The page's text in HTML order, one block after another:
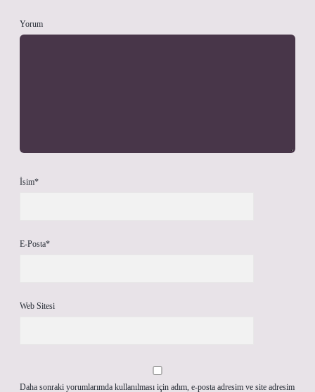
Yorum
İsim*
E-Posta*
Web Sitesi
Daha sonraki yorumlarımda kullanılması için adım, e-posta adresim ve site adresim